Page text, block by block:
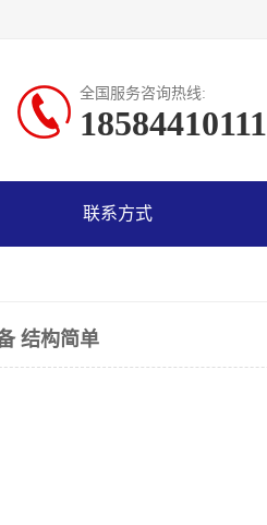
全国服务咨询热线:
18584410111
联系方式
结构简单